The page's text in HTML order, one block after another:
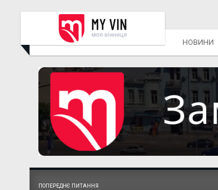
НОВИНИ
ПОПЕРЕДНЄ ПИТАННЯ